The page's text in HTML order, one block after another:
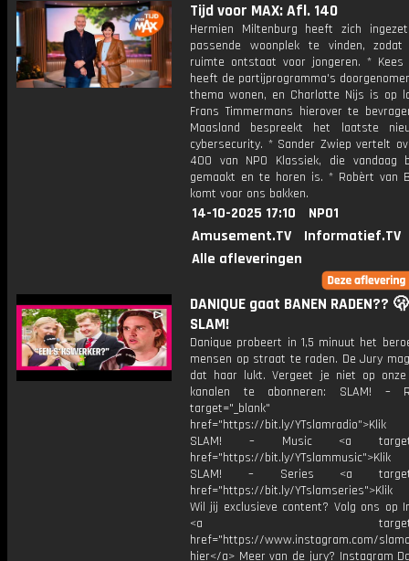
Tijd voor MAX: Afl. 140
Hermien Miltenburg heeft zich
passende woonplek te vinden,
ruimte ontstaat voor jongeren. * Kees
heeft de partijprogramma's
thema wonen, en Charlotte Nijs is op
Frans Timmermans hierover te
Maasland bespreekt het laatste
cybersecurity. * Sander Zwiep vertelt
400 van NPO Klassiek, die vandaag
gemaakt en te horen is. * Robèrt van
komt voor ons bakken.
14-10-2025 17:10
NPO1
Amusement.TV
Informatief.TV
Alle afleveringen
DANIQUE gaat BANEN RADEN??
SLAM!
Danique probeert in 1,5 minuut het
mensen op straat te raden. De Jury
dat haar lukt. Vergeet je niet op onze
kanalen te abonneren: SLAM! –
target="_blank"
href="https://bit.ly/
SLAM! – Music <a
href="https://bit.ly/
SLAM! – Series <a
href="https://bit.ly/
Wil jij exclusieve content? Volg ons op
<a
href="https://www.instagram.com/
hier</a> Meer van de jury? Instagram